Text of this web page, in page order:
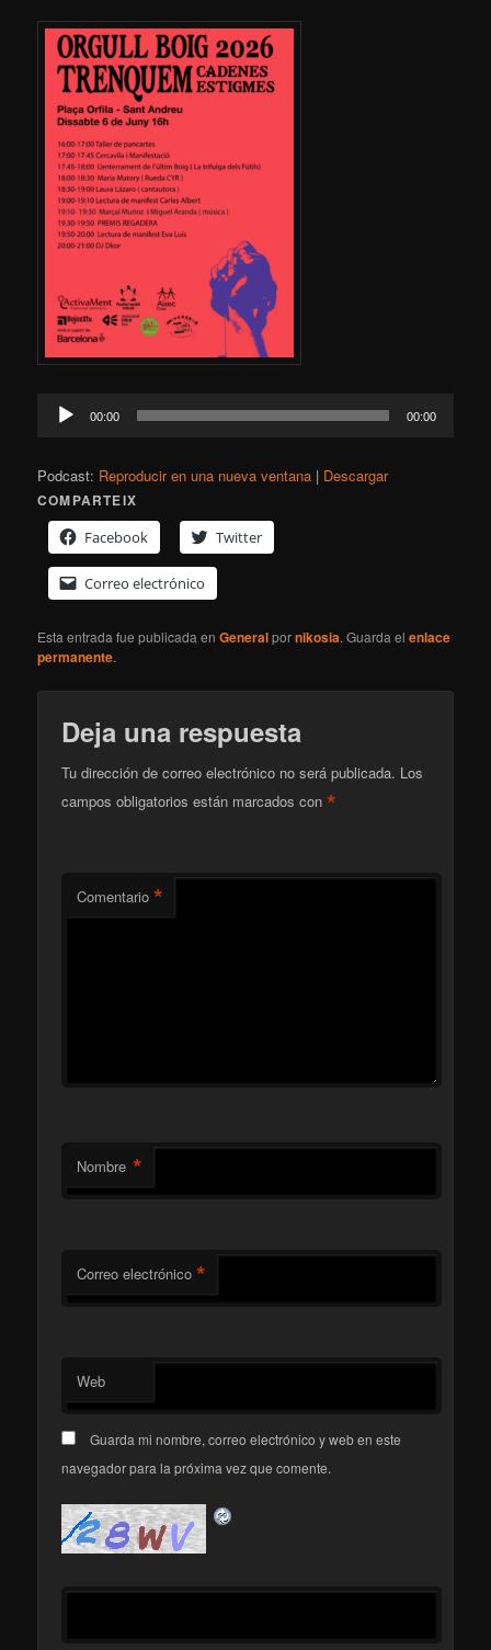
Reproductor
00:00 00:00
Podcast: Reproducir en una nueva ventana | Descargar
COMPARTEIX
Facebook
Twitter
Correo electrónico
Esta entrada fue publicada enGeneralpornikosia. Guarda elenlace
permanente.
Deja una respuesta
Tu dirección de correo electrónico no será publicada. Los
campos obligatorios están marcados con*
Comentario *
Nombre *
Correo electrónico *
Web
Guarda mi nombre, correo electrónico y web en este
navegador para la próxima vez que comente.